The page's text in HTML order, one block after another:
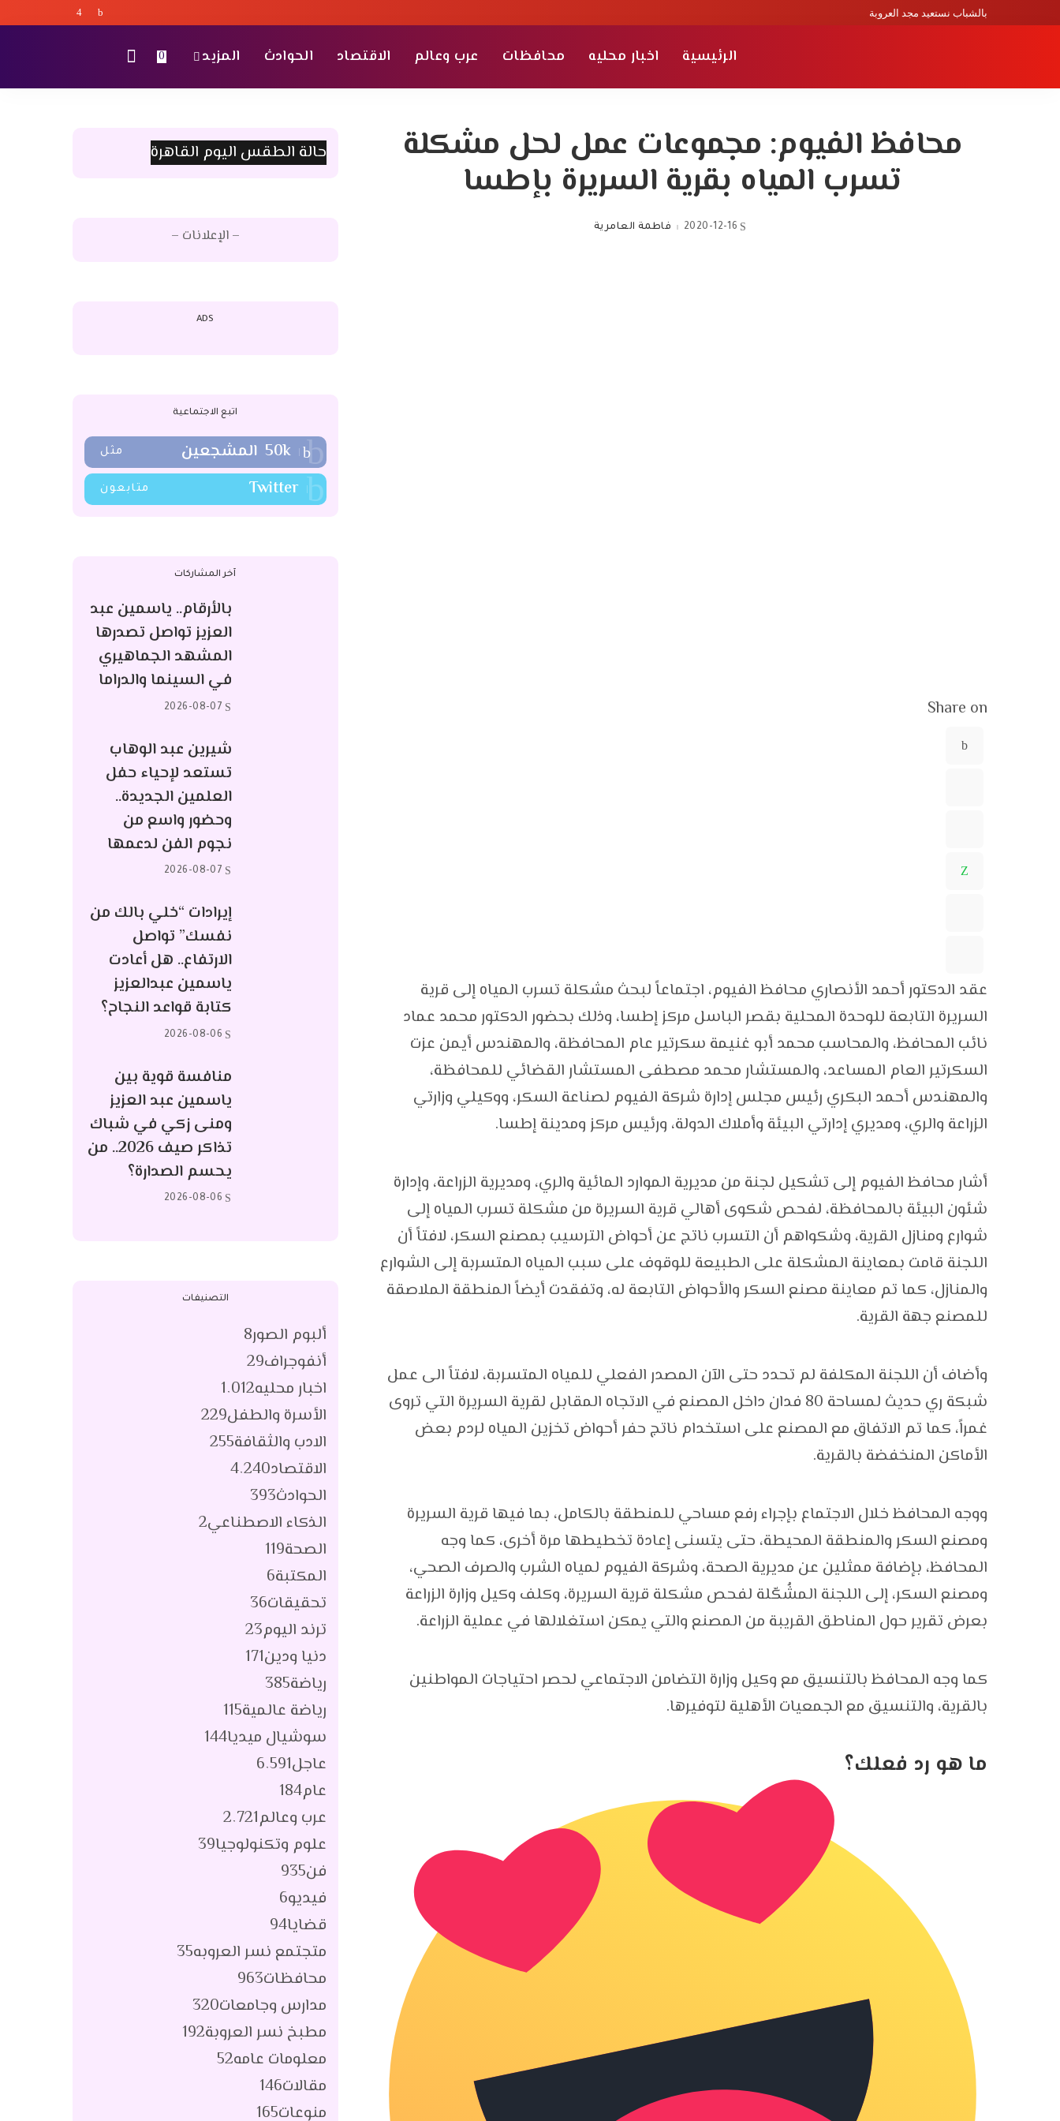
بالشباب نستعيد مجد العروبة
الرئيسية اخبار محليه محافظات عرب وعالم الاقتصاد الحوادث المزيد 0
محافظ الفيوم: مجموعات عمل لحل مشكلة
تسرب المياه بقرية السريرة بإطسا
2020-12-16
Posted
فاطمة العامرية
Share on
عقد الدكتور أحمد الأنصاري محافظ الفيوم، اجتماعاً لبحث مشكلة تسرب المياه إلى قرية
السريرة التابعة للوحدة المحلية بقصر الباسل مركز إطسا، وذلك بحضور الدكتور محمد عماد
نائب المحافظ، والمحاسب محمد أبو غنيمة سكرتير عام المحافظة، والمهندس أيمن عزت
السكرتير العام المساعد، والمستشار محمد مصطفى المستشار القضائي للمحافظة،
والمهندس أحمد البكري رئيس مجلس إدارة شركة الفيوم لصناعة السكر، ووكيلي وزارتي
الزراعة والري، ومديري إدارتي البيئة وأملاك الدولة، ورئيس مركز ومدينة إطسا.
أشار محافظ الفيوم إلى تشكيل لجنة من مديرية الموارد المائية والري، ومديرية الزراعة، وإدارة
شئون البيئة بالمحافظة، لفحص شكوى أهالي قرية السريرة من مشكلة تسرب المياه إلى
شوارع ومنازل القرية، وشكواهم أن التسرب ناتج عن أحواض الترسيب بمصنع السكر، لافتاً أن
اللجنة قامت بمعاينة المشكلة على الطبيعة للوقوف على سبب المياه المتسربة إلى الشوارع
والمنازل، كما تم معاينة مصنع السكر والأحواض التابعة له، وتفقدت أيضاً المنطقة الملاصقة
للمصنع جهة القرية.
وأضاف أن اللجنة المكلفة لم تحدد حتى الآن المصدر الفعلي للمياه المتسربة، لافتاً الى عمل
شبكة ري حديث لمساحة 80 فدان داخل المصنع في الاتجاه المقابل لقرية السريرة التي تروى
غمراً، كما تم الاتفاق مع المصنع على استخدام ناتج حفر أحواض تخزين المياه لردم بعض
الأماكن المنخفضة بالقرية.
ووجه المحافظ خلال الاجتماع بإجراء رفع مساحي للمنطقة بالكامل، بما فيها قرية السريرة
ومصنع السكر والمنطقة المحيطة، حتى يتسنى إعادة تخطيطها مرة أخرى، كما وجه
المحافظ، بإضافة ممثلين عن مديرية الصحة، وشركة الفيوم لمياه الشرب والصرف الصحي،
ومصنع السكر، إلى اللجنة المشُكّلة لفحص مشكلة قرية السريرة، وكلف وكيل وزارة الزراعة
بعرض تقرير حول المناطق القريبة من المصنع والتي يمكن استغلالها في عملية الزراعة.
كما وجه المحافظ بالتنسيق مع وكيل وزارة التضامن الاجتماعي لحصر احتياجات المواطنين
بالقرية، والتنسيق مع الجمعيات الأهلية لتوفيرها.
ما هو رد فعلك؟
حالة الطقس اليوم القاهرة
– الإعلانات –
ADS
اتبع الاجتماعية
50k المشجعين مثل
Twitter متابعون
آخر المشاركات
بالأرقام.. ياسمين عبد
العزيز تواصل تصدرها
المشهد الجماهيري
في السينما والدراما
2026-08-07
شيرين عبد الوهاب
تستعد لإحياء حفل
العلمين الجديدة..
وحضور واسع من
نجوم الفن لدعمها
2026-08-07
إيرادات “خلي بالك من
نفسك” تواصل
الارتفاع.. هل أعادت
ياسمين عبدالعزيز
كتابة قواعد النجاح؟
2026-08-06
منافسة قوية بين
ياسمين عبد العزيز
ومنى زكي في شباك
تذاكر صيف 2026.. من
يحسم الصدارة؟
2026-08-06
التصنيفات
ألبوم الصور8
أنفوجراف29
اخبار محليه1٬012
الأسرة والطفل229
الادب والثقافة255
الاقتصاد4٬240
الحوادث393
الذكاء الاصطناعي2
الصحة119
المكتبة6
تحقيقات36
ترند اليوم23
دنيا ودين171
رياضة385
رياضة عالمية115
سوشيال ميديا144
عاجل6٬591
عام184
عرب وعالم2٬721
علوم وتكنولوجيا39
فن935
فيديو6
قضايا94
متجتمع نسر العروبه35
محافظات963
مدارس وجامعات320
مطبخ نسر العروبة192
معلومات عامه52
مقالات146
منوعات165